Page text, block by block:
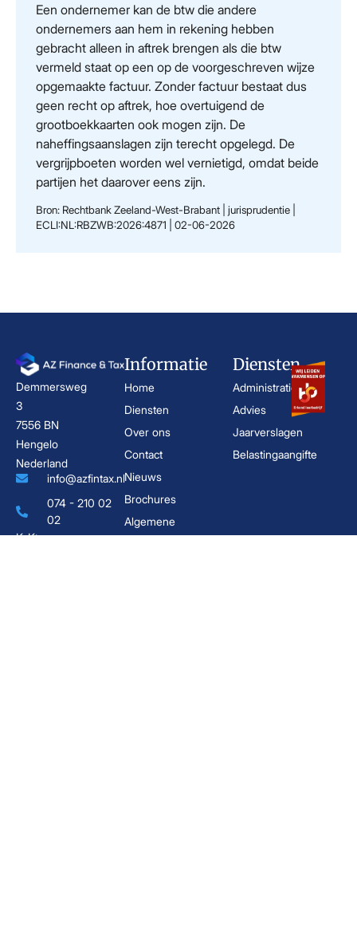
Een ondernemer kan de btw die andere
ondernemers aan hem in rekening hebben
gebracht alleen in aftrek brengen als die btw
vermeld staat op een op de voorgeschreven wijze
opgemaakte factuur. Zonder factuur bestaat dus
geen recht op aftrek, hoe overtuigend de
grootboekkaarten ook mogen zijn. De
naheffingsaanslagen zijn terecht opgelegd. De
vergrijpboeten worden wel vernietigd, omdat beide
partijen het daarover eens zijn.
Bron: Rechtbank Zeeland-West-Brabant | jurisprudentie |
ECLI:NL:RBZWB:2026:4871 | 02-06-2026
Demmersweg
3
7556 BN
Hengelo
Nederland
info@azfintax.nl
074 - 210 02
02
KvK:
Informatie
Home
Diensten
Over ons
Contact
Nieuws
Brochures
Algemene
Diensten
Administratie
Advies
Jaarverslagen
Belastingaangifte